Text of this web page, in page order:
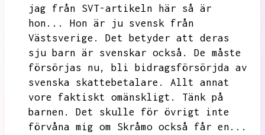
jag från SVT-artikeln här så är
hon...
Hon är ju svensk från
Västsverige.
Det betyder att deras
sju barn är svenskar också.
De måste
försörjas nu,
bli bidragsförsörjda av
svenska skattebetalare.
Allt annat
vore faktiskt omänskligt.
Tänk på
barnen.
Det skulle för övrigt inte
förvåna mig om Skråmo också får en...